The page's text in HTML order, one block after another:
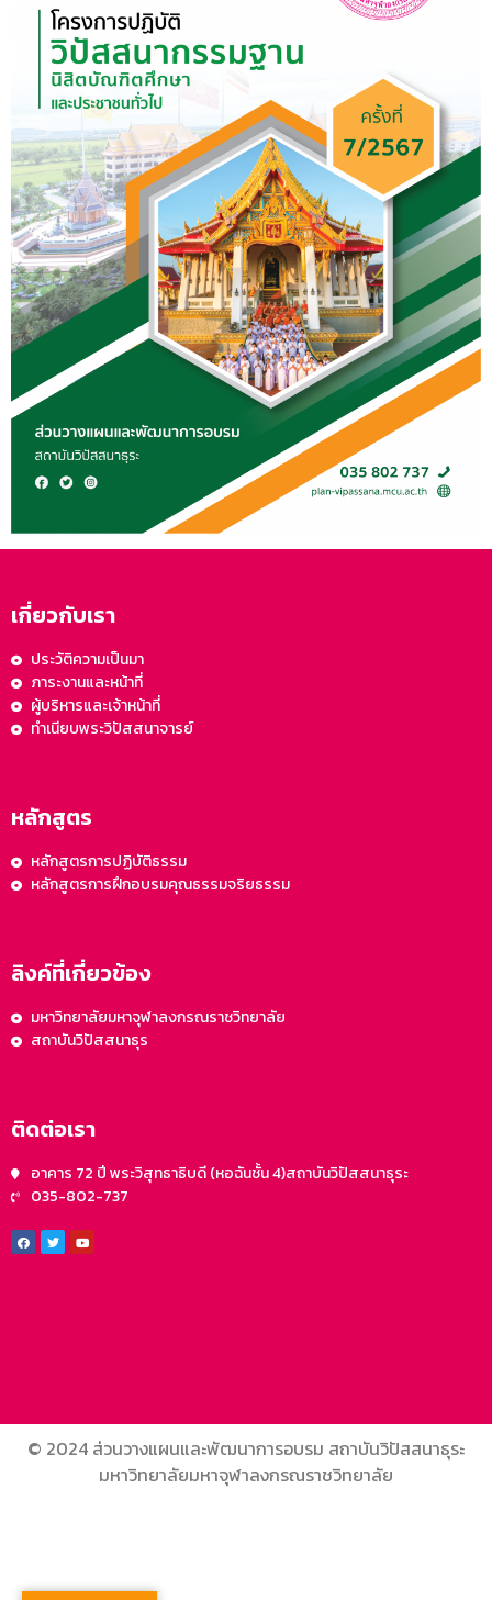
เกี่ยวกับเรา
ประวัติความเป็นมา
ภาระงานและหน้าที่
ผู้บริหารและเจ้าหน้าที่
ทำเนียบพระวิปัสสนาจารย์
หลักสูตร
หลักสูตรการปฏิบัติธรรม
หลักสูตรการฝึกอบรมคุณธรรมจริยธรรม
ลิงค์ที่เกี่ยวข้อง
มหาวิทยาลัยมหาจุฬาลงกรณราชวิทยาลัย
สถาบันวิปัสสนาธุร
ติดต่อเรา
อาคาร 72 ปี พระวิสุทธาธิบดี (หอฉันชั้น 4)สถาบันวิปัสสนาธุระ
035-802-737
© 2024 ส่วนวางแผนและพัฒนาการอบรม สถาบันวิปัสสนาธุระ
มหาวิทยาลัยมหาจุฬาลงกรณราชวิทยาลัย